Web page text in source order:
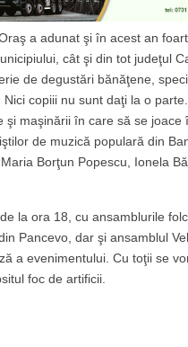
a adunat şi în acest an
cât şi din tot judeţul
de degustări bănăţene,
copiii nu sunt daţi la o
şi maşinării în care să se joace
de muzică populară din
Borţun Popescu, Ionela
la ora 18, cu ansamblurile
Pancevo, dar şi ansamblul
a evenimentului. Cu toţii se
foc de artificii.